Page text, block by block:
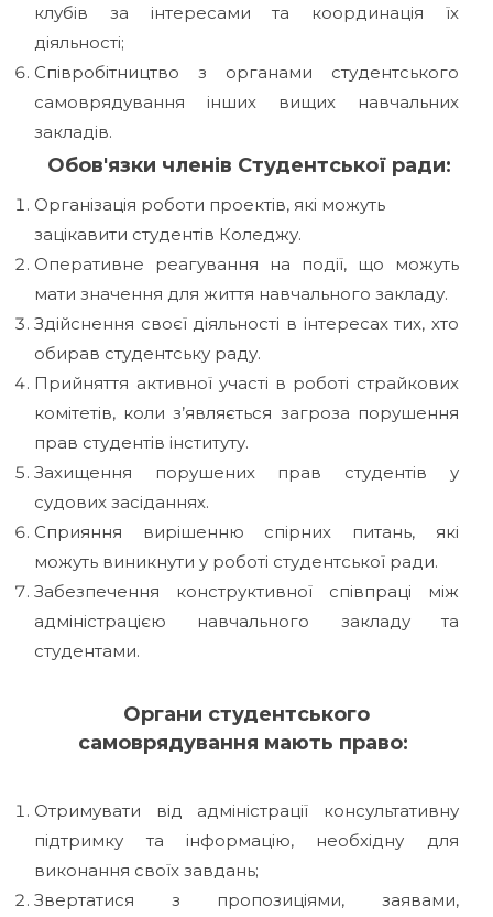
клубів за інтересами та координація їх
діяльності;
Співробітництво з органами студентського
самоврядування інших вищих навчальних
закладів.
Обов'язки членів Студентської ради:
Організація роботи проектів, які можуть
зацікавити студентів Коледжу.
Оперативне реагування на події, що можуть
мати значення для життя навчального закладу.
Здійснення своєї діяльності в інтересах тих, хто
обирав студентську раду.
Прийняття активної участі в роботі страйкових
комітетів, коли з’являється загроза порушення
прав студентів інституту.
Захищення порушених прав студентів у
судових засіданнях.
Сприяння вирішенню спірних питань, які
можуть виникнути у роботі студентської ради.
Забезпечення конструктивної співпраці між
адміністрацією навчального закладу та
студентами.
Органи студентського
самоврядування мають право:
Отримувати від адміністрації консультативну
підтримку та інформацію, необхідну для
виконання своїх завдань;
Звертатися з пропозиціями, заявами,